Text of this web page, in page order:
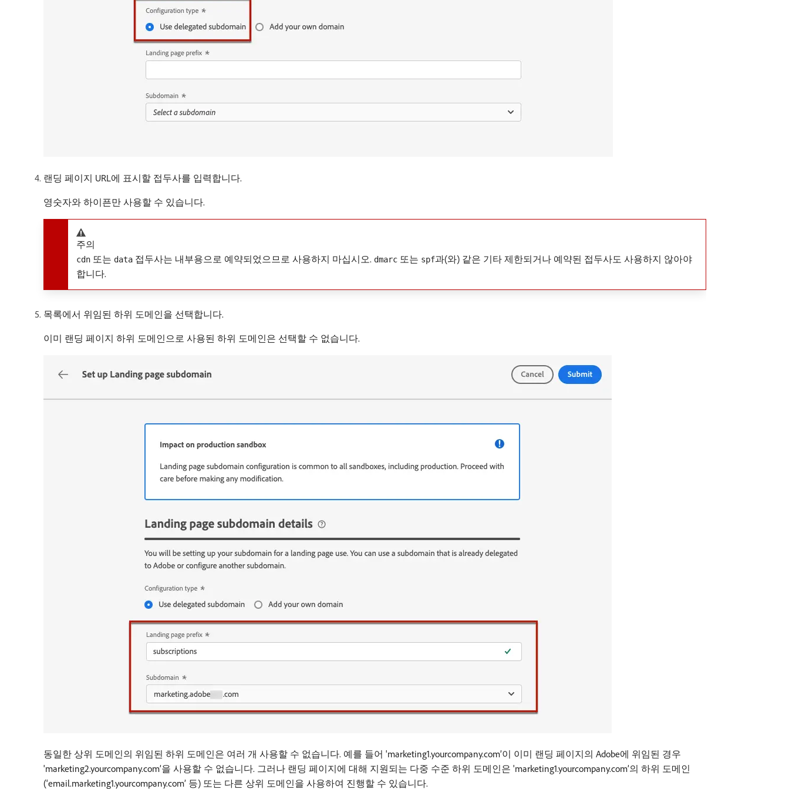
랜딩 페이지 URL에 표시할 접두사를 입력합니다.
영숫자와 하이픈만 사용할 수 있습니다.
주의
cdn 또는 data 접두사는 내부용으로 예약되었으므로 사용하지 마십시오. dmarc 또는 spf과(와) 같은 기타 제한되거나 예약된 접두사도 사용하지 않아야
합니다.
목록에서 위임된 하위 도메인을 선택합니다.
이미 랜딩 페이지 하위 도메인으로 사용된 하위 도메인은 선택할 수 없습니다.
동일한 상위 도메인의 위임된 하위 도메인은 여러 개 사용할 수 없습니다. 예를 들어 'marketing1.yourcompany.com’이 이미 랜딩 페이지의 Adobe에 위임된 경우
'marketing2.yourcompany.com’을 사용할 수 없습니다. 그러나 랜딩 페이지에 대해 지원되는 다중 수준 하위 도메인은 'marketing1.yourcompany.com’의 하위 도메인
(‘email.marketing1.yourcompany.com’ 등) 또는 다른 상위 도메인을 사용하여 진행할 수 있습니다.